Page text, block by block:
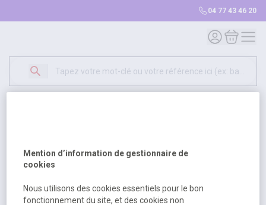
04 77 43 46 20
Mon compte
Mon
500
excuser pour la gêne occasionée.
Mention d’information de gestionnaire de
cookies
Nous utilisons des cookies essentiels pour le bon
fonctionnement du site, et des cookies non